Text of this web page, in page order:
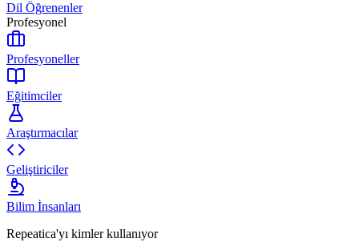
Dil Öğrenenler
Profesyonel
Profesyoneller
Eğitimciler
Araştırmacılar
Geliştiriciler
Bilim İnsanları
Repeatica'yı kimler kullanıyor